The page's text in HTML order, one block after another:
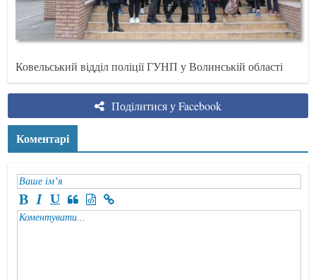
Ковельський відділ поліції ГУНП у Волинській області
Поділитися у Facebook
Коментарі